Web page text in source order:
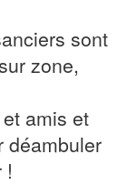
sont
zone,
amis et
déambuler
!